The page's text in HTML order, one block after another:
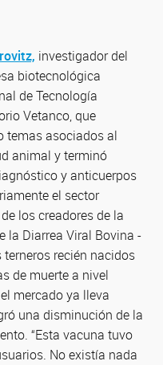
investigador del
biotecnológica
de Tecnología
Vetanco, que
temas asociados al
animal y terminó
y anticuerpos
el sector
los creadores de la
la Diarrea Viral Bovina -
recién nacidos
de muerte a nivel
mercado ya lleva
una disminución de la
“Esta vacuna tuvo
No existía nada